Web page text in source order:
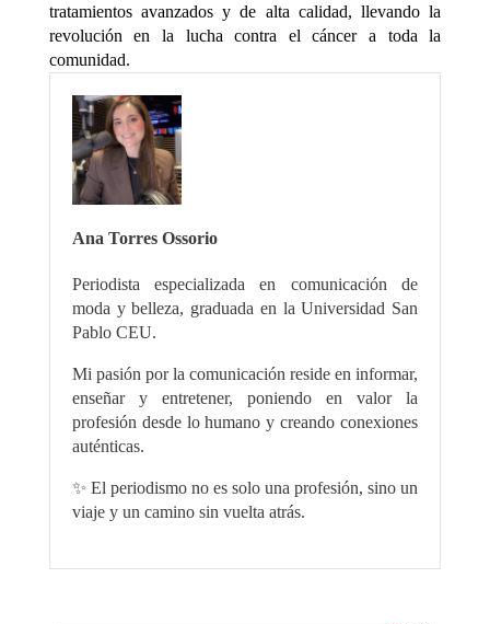
tratamientos avanzados y de alta calidad, llevando la
revolución en la lucha contra el cáncer a toda la
comunidad.
Ana Torres Ossorio
Periodista especializada en comunicación de
moda y belleza, graduada en la Universidad San
Pablo CEU.
Mi pasión por la comunicación reside en informar,
enseñar y entretener, poniendo en valor la
profesión desde lo humano y creando conexiones
auténticas.
✨ El periodismo no es solo una profesión, sino un
viaje y un camino sin vuelta atrás.